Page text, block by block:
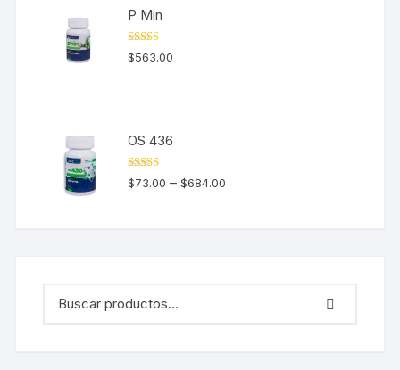
P Min
Valorado en
5.00de 5
$563.00
OS 436
Valorado en
5.00de 5
$73.00 –$684.00